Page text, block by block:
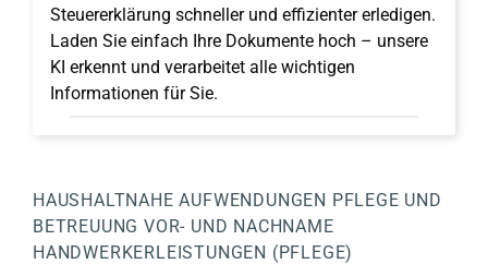
Steuererklärung schneller und effizienter erledigen.
Laden Sie einfach Ihre Dokumente hoch – unsere
KI erkennt und verarbeitet alle wichtigen
Informationen für Sie.
HAUSHALTNAHE AUFWENDUNGEN PFLEGE UND
BETREUUNG VOR- UND NACHNAME
HANDWERKERLEISTUNGEN (PFLEGE)